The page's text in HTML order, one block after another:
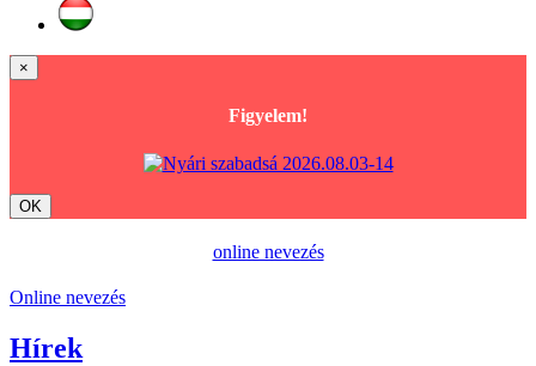
×
Figyelem!
OK
online nevezés
Online nevezés
Hírek